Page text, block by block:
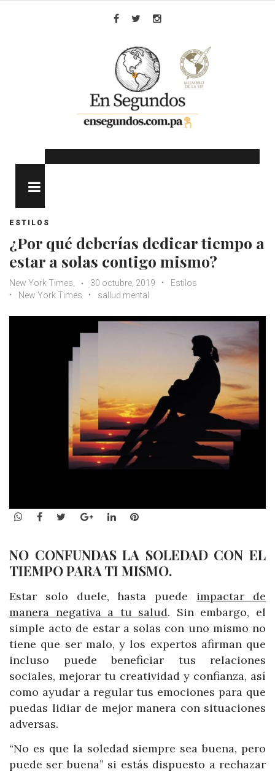
ESTILOS
¿Por qué deberías dedicar tiempo a
estar a solas contigo mismo?
New York Times, 30 octubre, 2019
Estilos
New York Times
sallud mental
WhatsApp
Facebook
TwitterGoogle+LinkedInPinterest
NO CONFUNDAS LA SOLEDAD CON EL
TIEMPO PARA TI MISMO.
Estar solo duele, hasta puede impactar de
manera negativa a tu salud. Sin embargo, el
simple acto de estar a solas con uno mismo no
tiene que ser malo, y los expertos afirman que
incluso puede beneficiar tus relaciones
sociales, mejorar tu creatividad y confianza, así
como ayudar a regular tus emociones para que
puedas lidiar de mejor manera con situaciones
adversas.
“No es que la soledad siempre sea buena, pero
puede ser buena” si estás dispuesto a rechazar